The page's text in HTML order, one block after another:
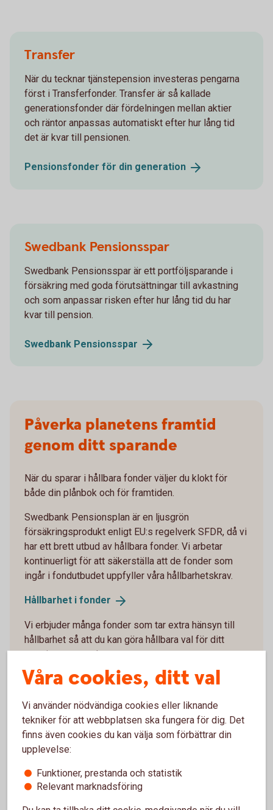
Transfer
När du tecknar tjänstepension investeras pengarna
först i Transferfonder. Transfer är så kallade
generationsfonder där fördelningen mellan aktier
och räntor anpassas automatiskt efter hur lång tid
det är kvar till pensionen.
Pensionsfonder för din generation
Swedbank Pensionsspar
Swedbank Pensionsspar är ett portföljsparande i
försäkring med goda förutsättningar till avkastning
och som anpassar risken efter hur lång tid du har
kvar till pension.
Swedbank Pensionsspar
Påverka planetens framtid
genom ditt sparande
När du sparar i hållbara fonder väljer du klokt för
både din plånbok och för framtiden.
Swedbank Pensionsplan är en ljusgrön
försäkringsprodukt enligt EU:s regelverk SFDR, då vi
har ett brett utbud av hållbara fonder. Vi arbetar
kontinuerligt för att säkerställa att de fonder som
ingår i fondutbudet uppfyller våra hållbarhetskrav.
Hållbarhet i fonder
Vi erbjuder många fonder som tar extra hänsyn till
hållbarhet så att du kan göra hållbara val för ditt
pensionssparande.
Swedbank Robur Global Impact och Climate Impact
och investerar i bolag som bidrar till FN:s globala
mål. I länkarna nedan kan du räkna ut hur ditt
sparande inom din tjänstepension i dessa fonder
kan bidra till hållbarhetsaktiviteter.
Global Impact - Placera din tjänstepension med
fokus på en hållbar
utveckling (swedbank-robur.se)
Våra cookies, ditt val
Vi använder nödvändiga cookies eller liknande
tekniker för att webbplatsen ska fungera för dig. Det
finns även cookies du kan välja som förbättrar din
upplevelse:
Funktioner, prestanda och statistik
Relevant marknadsföring